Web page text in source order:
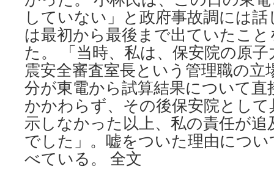
していない」と政府事故調には
は最初から最後まで出ていたこ
た。 「当時、私は、保安院の原
震安全審査室長という管理職の
分が東電から試算結果について
かかわらず、その後保安院とし
示しなかった以上、私の責任が
でした」。嘘をついた理由につ
べている。 全文